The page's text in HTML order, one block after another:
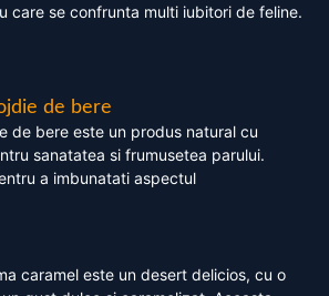
care se confrunta multi iubitori de feline.
de bere
de bere este un produs natural cu
sanatatea si frumusetea parului.
a imbunatati aspectul
caramel este un desert delicios, cu o